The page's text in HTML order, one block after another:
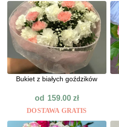
Bukiet z białych goździków
od 159.00 zł
DOSTAWA GRATIS